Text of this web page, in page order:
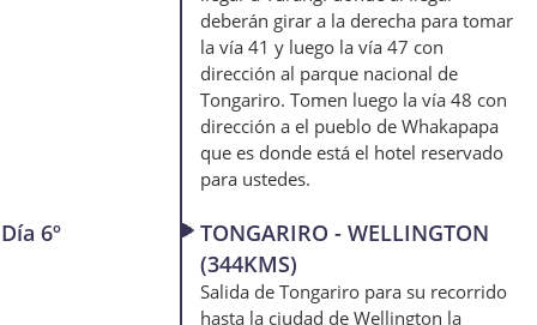
deberán girar a la derecha para tomar
la vía 41 y luego la vía 47 con
dirección al parque nacional de
Tongariro. Tomen luego la vía 48 con
dirección a el pueblo de Whakapapa
que es donde está el hotel reservado
para ustedes.
Día 6º
TONGARIRO - WELLINGTON
(344KMS)
Salida de Tongariro para su recorrido
hasta la ciudad de Wellington la